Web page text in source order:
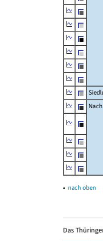
▴ nach oben
Das